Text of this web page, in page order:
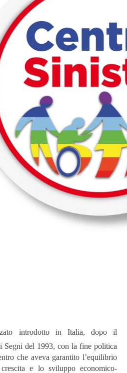
introdotto in Italia, dopo il
Segni del 1993, con la fine politica
che aveva garantito l’equilibrio
e lo sviluppo economico-